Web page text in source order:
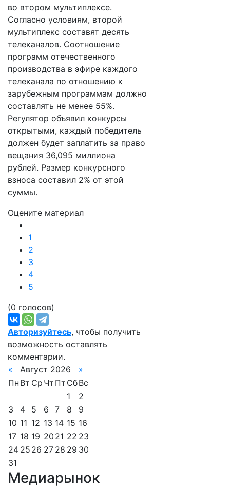
во втором мультиплексе.
Согласно условиям, второй
мультиплекс составят десять
телеканалов. Соотношение
программ отечественного
производства в эфире каждого
телеканала по отношению к
зарубежным программам должно
составлять не менее 55%.
Регулятор объявил конкурсы
открытыми, каждый победитель
должен будет заплатить за право
вещания 36,095 миллиона
рублей. Размер конкурсного
взноса составил 2% от этой
суммы.
Оцените материал
1
2
3
4
5
(0 голосов)
Авторизуйтесь, чтобы получить
возможность оставлять
комментарии.
«
Август 2026
»
Пн Вт Ср Чт Пт СбВс
1
2
3
4 5 6 7 8
9
10 11 12 13 14 15 16
17 18 19 20 21 22 23
24 25 26 27 28 29 30
31
Медиарынок